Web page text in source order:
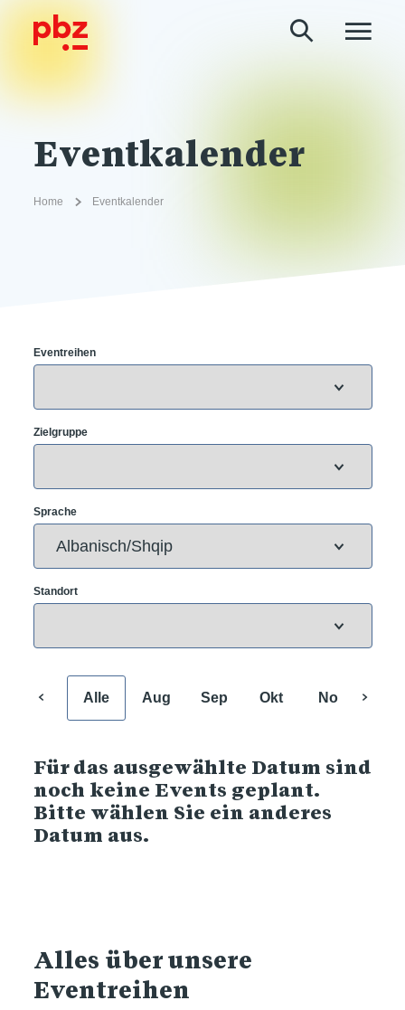
Eventkalender
Home Eventkalender
Eventreihen
Zielgruppe
Sprache
Standort
Alle Aug Sep Okt Nov
Für das ausgewählte Datum sind
noch keine Events geplant.
Bitte wählen Sie ein anderes
Datum aus.
Alles über unsere
Eventreihen